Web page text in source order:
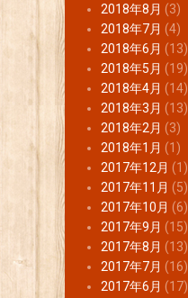
2018年8月 (3)
2018年7月 (4)
2018年6月 (13)
2018年5月 (19)
2018年4月 (14)
2018年3月 (13)
2018年2月 (3)
2018年1月 (1)
2017年12月 (1)
2017年11月 (5)
2017年10月 (6)
2017年9月 (15)
2017年8月 (13)
2017年7月 (16)
2017年6月 (17)